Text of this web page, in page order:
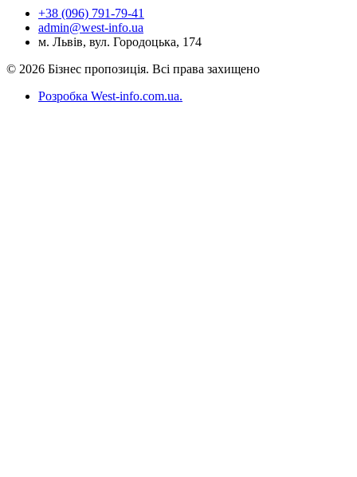
+38 (096) 791-79-41
admin@west-info.ua
м. Львів, вул. Городоцька, 174
© 2026 Бізнес пропозиція. Всі права захищено
Розробка West-info.com.ua.